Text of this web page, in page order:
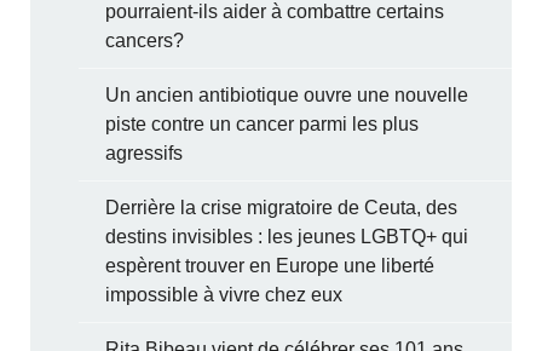
pourraient-ils aider à combattre certains
cancers?
Un ancien antibiotique ouvre une nouvelle
piste contre un cancer parmi les plus
agressifs
Derrière la crise migratoire de Ceuta, des
destins invisibles : les jeunes LGBTQ+ qui
espèrent trouver en Europe une liberté
impossible à vivre chez eux